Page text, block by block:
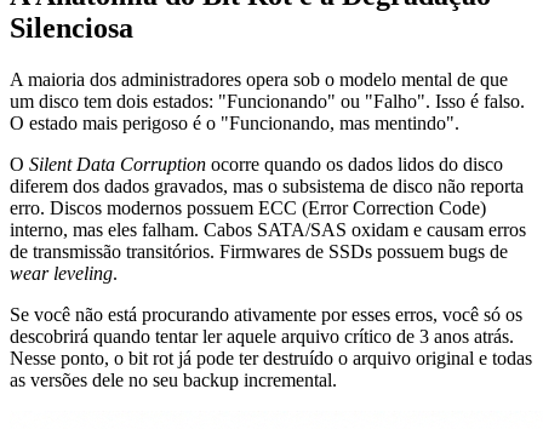
Silenciosa
A maioria dos administradores opera sob o modelo mental de que
um disco tem dois estados: "Funcionando" ou "Falho". Isso é falso.
O estado mais perigoso é o "Funcionando, mas mentindo".
O Silent Data Corruption ocorre quando os dados lidos do disco
diferem dos dados gravados, mas o subsistema de disco não reporta
erro. Discos modernos possuem ECC (Error Correction Code)
interno, mas eles falham. Cabos SATA/SAS oxidam e causam erros
de transmissão transitórios. Firmwares de SSDs possuem bugs de
wear leveling.
Se você não está procurando ativamente por esses erros, você só os
descobrirá quando tentar ler aquele arquivo crítico de 3 anos atrás.
Nesse ponto, o bit rot já pode ter destruído o arquivo original e todas
as versões dele no seu backup incremental.